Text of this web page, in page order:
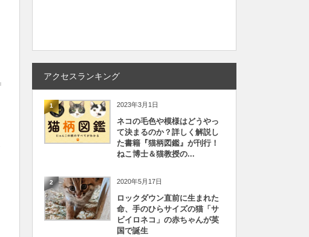
アクセスランキング
1 2023年3月1日
ネコの毛色や模様はどうやっ
て決まるのか？詳しく解説し
た書籍『猫柄図鑑』が刊行！
ねこ博士＆猫教授の...
2 2020年5月17日
ロックダウン直前に生まれた
命、手のひらサイズの猫「サ
ビイロネコ」の赤ちゃんが英
国で誕生